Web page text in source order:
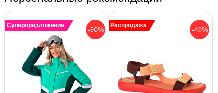
-50%
Суперпредложение
-40%
Распродажа